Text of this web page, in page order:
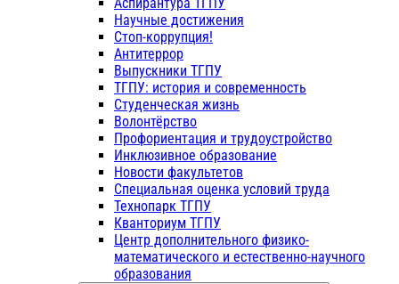
Аспирантура ТГПУ
Научные достижения
Стоп-коррупция!
Антитеррор
Выпускники ТГПУ
ТГПУ: история и современность
Студенческая жизнь
Волонтёрство
Профориентация и трудоустройство
Инклюзивное образование
Новости факультетов
Специальная оценка условий труда
Технопарк ТГПУ
Кванториум ТГПУ
Центр дополнительного физико-
математического и естественно-научного
образования